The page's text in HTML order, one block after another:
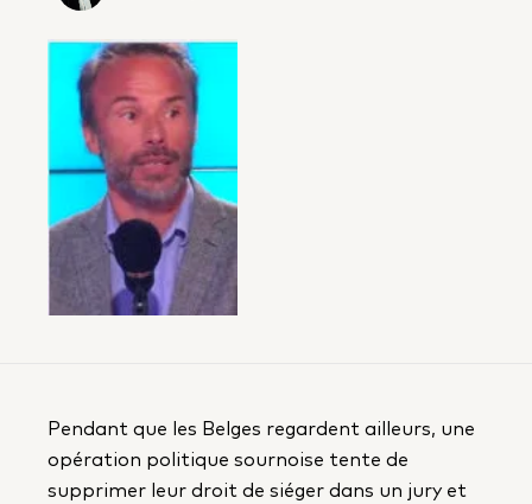
Pendant que les Belges regardent ailleurs, une
opération politique sournoise tente de
supprimer leur droit de siéger dans un jury et